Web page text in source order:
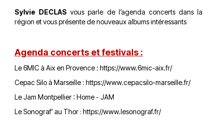
Sylvie DECLAS vous parle de l’agenda concerts dans la
région et vous présente de nouveaux albums intéressants
Agenda concerts et festivals :
Le 6MIC à Aix en Provence : https://www.6mic-aix.fr/
Cepac Silo à Marseille : https://www.cepacsilo-marseille.fr/
Le Jam Montpellier : Home - JAM
Le Sonograf’ au Thor : https://www.lesonograf.fr/